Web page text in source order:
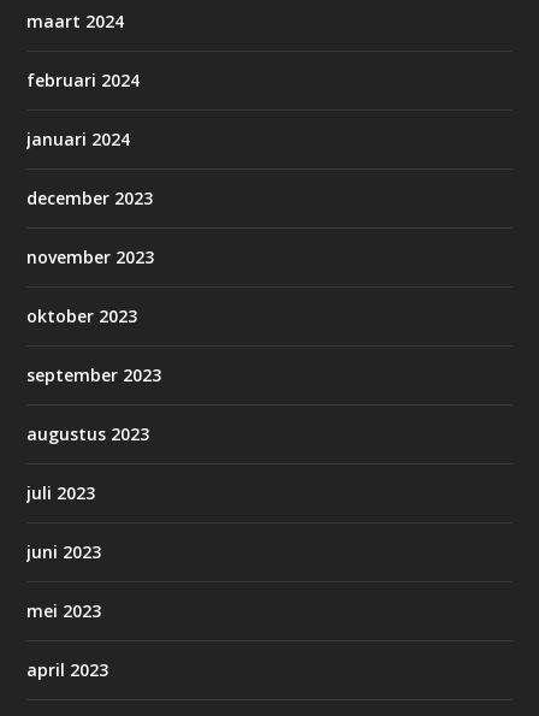
maart 2024
februari 2024
januari 2024
december 2023
november 2023
oktober 2023
september 2023
augustus 2023
juli 2023
juni 2023
mei 2023
april 2023